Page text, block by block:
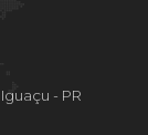
- PR